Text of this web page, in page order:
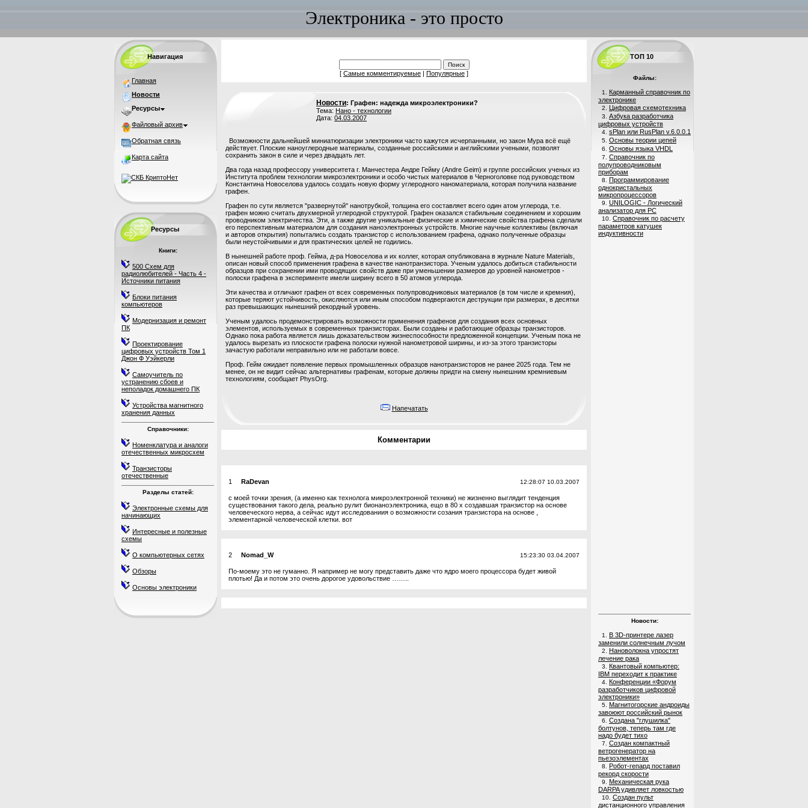
Электроника - это просто
Навигация
Главная
Новости
Ресурсы
Файловый архив
Обратная связь
Карта сайта
Ресурсы
Книги:
500 Схем для
радиолюбителей - Часть 4 -
Источники питания
Блоки питания
компьютеров
Модернизация и ремонт
ПК
Проектирование
цифровых устройств Том 1
Джон Ф Уэйкерли
Самоучитель по
устранению сбоев и
неполадок домашнего ПК
Устройства магнитного
хранения данных
Справочники:
Номенклатура и аналоги
отечественных микросхем
Транзисторы
отечественные
Разделы статей:
Электронные схемы для
начинающих
Интересные и полезные
схемы
О компьютерных сетях
Обзоры
Основы электроники
[ Самые комментируемые | Популярные ]
Новости: Графен: надежда микроэлектроники?
Тема: Нано - технологии
Дата: 04.03.2007
Возможности дальнейшей миниатюризации электроники часто кажутся исчерпанными, но закон Мура всё ещё
действует. Плоские наноуглеродные материалы, созданные российскими и английскими учеными, позволят
сохранить закон в силе и через двадцать лет.
Два года назад профессору университета г. Манчестера Андре Гейму (Andre Geim) и группе российских ученых из
Института проблем технологии микроэлектроники и особо чистых материалов в Черноголовке под руководством
Константина Новоселова удалось создать новую форму углеродного наноматериала, которая получила название
графен.
Графен по сути является "развернутой" нанотрубкой, толщина его составляет всего один атом углерода, т.е.
графен можно считать двухмерной углеродной структурой. Графен оказался стабильным соединением и хорошим
проводником электричества. Эти, а также другие уникальные физические и химические свойства графена сделали
его перспективным материалом для создания наноэлектронных устройств. Многие научные коллективы (включая
и авторов открытия) попытались создать транзистор с использованием графена, однако полученные образцы
были неустойчивыми и для практических целей не годились.
В нынешней работе проф. Гейма, д-ра Новоселова и их коллег, которая опубликована в журнале Nature Materials,
описан новый способ применения графена в качестве нанотранзистора. Ученым удалось добиться стабильности
образцов при сохранении ими проводящих свойств даже при уменьшении размеров до уровней нанометров -
полоски графена в эксперименте имели ширину всего в 50 атомов углерода.
Эти качества и отличают графен от всех современных полупроводниковых материалов (в том числе и кремния),
которые теряют устойчивость, окисляются или иным способом подвергаются деструкции при размерах, в десятки
раз превышающих нынешний рекордный уровень.
Ученым удалось продемонстрировать возможности применения графенов для создания всех основных
элементов, используемых в современных транзисторах. Были созданы и работающие образцы транзисторов.
Однако пока работа является лишь доказательством жизнеспособности предложенной концепции. Ученым пока не
удалось вырезать из плоскости графена полоски нужной нанометровой ширины, и из-за этого транзисторы
зачастую работали неправильно или не работали вовсе.
Проф. Гейм ожидает появление первых промышленных образцов нанотранзисторов не ранее 2025 года. Тем не
менее, он не видит сейчас альтернативы графенам, которые должны придти на смену нынешним кремниевым
технологиям, сообщает PhysOrg.
Напечатать
Комментарии
1 RaDevan 12:28:07 10.03.2007
с моей точки зрения, (а именно как технолога микроэлектронной техники) не жизненно выглядит тенденция
существования такого дела, реально рулит бионаноэлектроника, ещо в 80 х создавшая транзистор на основе
человеческого нерва, а сейчас идут исследованиия о возможности созания транзистора на основе ,
элементарной человеческой клетки. вот
2 Nomad_W 15:23:30 03.04.2007
По-моему это не гуманно. Я например не могу представить даже что ядро моего процессора будет живой
плотью! Да и потом это очень дорогое удовольствие ……..
ТОП 10
Файлы:
1. Карманный справочник по
электронике
2. Цифровая схемотехника
3. Азбука разработчика
цифровых устройств
4. sPlan или RusPlan v.6.0.0.1
5. Основы теории цепей
6. Основы языка VHDL
7. Справочник по
полупроводниковым
приборам
8. Программирование
однокристальных
микропроцессоров
9. UNILOGIC - Логический
анализатор для PC
10. Справочник по расчету
параметров катушек
индуктивности
Новости:
1. В 3D-принтере лазер
заменили солнечным лучом
2. Нановолокна упростят
лечение рака
3. Квантовый компьютер:
IBM переходит к практике
4. Конференции «Форум
разработчиков цифровой
электроники»
5. Магнитогорские андроиды
завоюют российский рынок
6. Создана "глушилка"
болтунов, теперь там где
надо будет тихо
7. Создан компактный
ветрогенератор на
пьезоэлементах
8. Робот-гепард поставил
рекорд скорости
9. Механическая рука
DARPA удивляет ловкостью
10. Создан пульт
дистанционного управления